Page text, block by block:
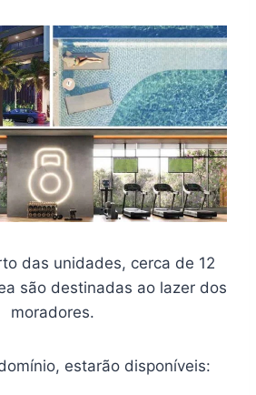
das unidades, cerca de 12
são destinadas ao lazer dos
moradores.
estarão disponíveis: